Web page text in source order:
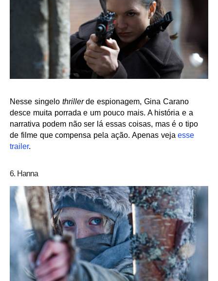
Nesse singelo thrillerde espionagem, Gina Carano
desce muita porrada e um pouco mais. A história e a
narrativa podem não ser lá essas coisas, mas é o tipo
de filme que compensa pela ação. Apenas vejaesse
trailer.
6. Hanna